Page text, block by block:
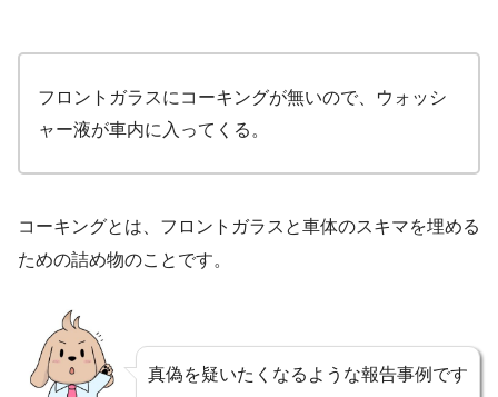
フロントガラスにコーキングが無いので、ウォッシ
ャー液が車内に入ってくる。
コーキングとは、フロントガラスと車体のスキマを埋める
ための詰め物のことです。
真偽を疑いたくなるような報告事例です